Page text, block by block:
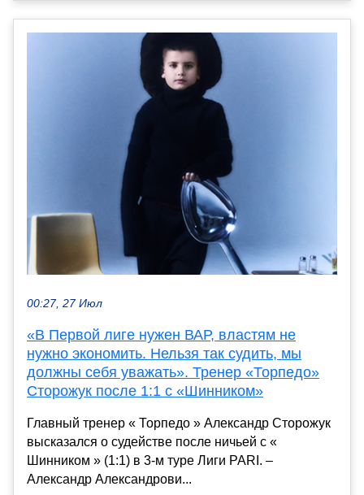
00:27, 27 Июл
«В Первой лиге нужен ВАР, властям не
нужно экономить. Нельзя так судить, мы
должны себя уважать». Тренер «Торпедо»
Сторожук после 1:1 с «Шинником»
Главный тренер « Торпедо » Александр Сторожук
высказался о судействе после ничьей с «
Шинником » (1:1) в 3-м туре Лиги PARI. –
Александр Александрови...